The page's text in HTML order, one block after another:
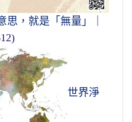
思，就是「無量」｜
世界淨